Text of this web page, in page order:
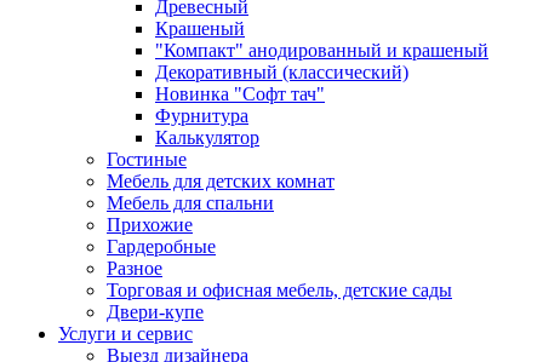
Древесный
Крашеный
"Компакт" анодированный и крашеный
Декоративный (классический)
Новинка "Софт тач"
Фурнитура
Калькулятор
Гостиные
Мебель для детских комнат
Мебель для спальни
Прихожие
Гардеробные
Разное
Торговая и офисная мебель, детские сады
Двери-купе
Услуги и сервис
Выезд дизайнера